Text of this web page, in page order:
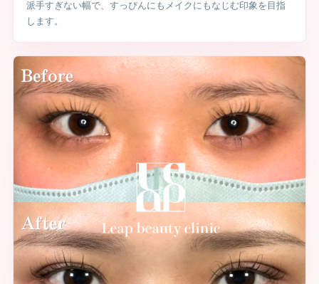
派手すぎない幅で、すっぴんにもメイクにもなじむ印象を目指
します。